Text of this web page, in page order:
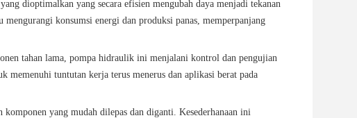
dioptimalkan yang secara efisien mengubah daya menjadi tekanan
konsumsi energi dan produksi panas, memperpanjang
tahan lama, pompa hidraulik ini menjalani kontrol dan pengujian
memenuhi tuntutan kerja terus menerus dan aplikasi berat pada
yang mudah dilepas dan diganti. Kesederhanaan ini